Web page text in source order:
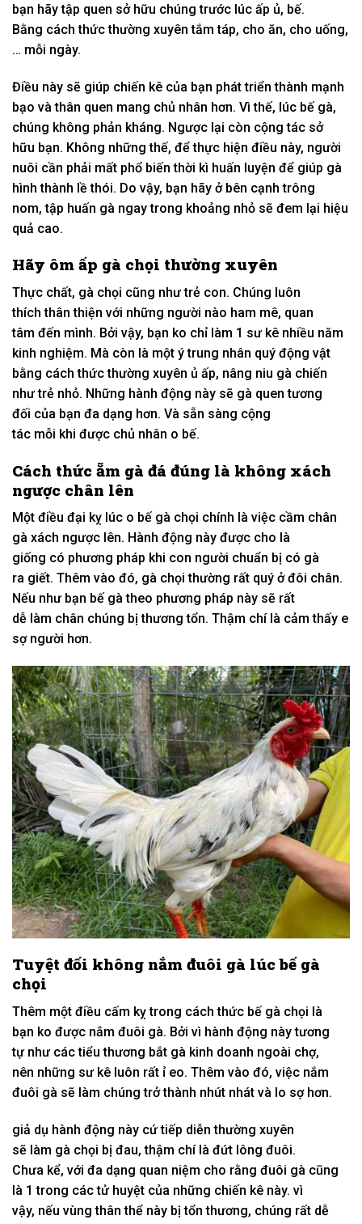
bạn hãy tập quen sở hữu chúng trước lúc ấp ủ, bế.
Bằng cách thứcthường xuyên tắm táp, cho ăn, cho uống,
… mỗi ngày.
Điều này sẽ giúp chiến kê của bạn phát triển thành mạnh
bạo và thân quen mang chủ nhân hơn. Vì thế, lúc bế gà,
chúng không phản kháng. Ngược lại còn cộng tác sở
hữu bạn. Không những thế, đểthực hiện điều này, người
nuôi cần phải mất phổ biến thời kì huấn luyện để giúp gà
hình thành lề thói. Do vậy, bạn hãy ở bên cạnh trông
nom,tập huấn gà ngaytrong khoảng nhỏ sẽ đem lại hiệu
quả cao.
Hãy ôm ấp gà chọi thường xuyên
Thực chất, gà chọi cũng nhưtrẻ con. Chúng luôn
thíchthân thiện với những người nào ham mê, quan
tâm đến mình. Bởi vậy, bạn ko chỉ làm 1 sư kê nhiều năm
kinh nghiệm. Mà còn là một ý trung nhân quý động vật
bằng cách thứcthường xuyên ủ ấp, nâng niu gà chiến
như trẻ nhỏ. Những hành động này sẽ gà quentương
đối của bạn đa dạng hơn. Và sẵn sàng cộng
tác mỗi khi được chủ nhân o bế.
Cách thức ẵm gà đá đúng là không xách
ngược chân lên
Một điều đại kỵ lúc o bế gà chọi chính là việc cầm chân
gà xách ngược lên. Hành động này được cho là
giống có phương pháp khi con người chuẩn bị có gà
ra giết. Thêm vào đó, gà chọi thường rất quý ở đôi chân.
Nếu nhưbạn bế gà theo phương pháp này sẽ rất
dễ làm chân chúng bịthương tổn. Thậm chí là cảm thấy e
sợngười hơn.
Tuyệt đối không nắm đuôi gà lúc bế gà
chọi
Thêm một điều cấm kỵ trong cách thức bế gà chọi là
bạn ko được nắm đuôi gà. Bởi vì hành động nàytương
tựnhư cáctiểu thương bắt gà kinh doanh ngoài chợ,
nên những sư kê luôn rất ỉ eo. Thêm vào đó, việc nắm
đuôi gà sẽ làm chúngtrở thành nhút nhát và lo sợ hơn.
giả dụ hành động này cứtiếp diễn thường xuyên
sẽ làm gà chọi bị đau, thậm chí là đứt lông đuôi.
Chưa kể, với đa dạng quan niệm cho rằng đuôi gà cũng
là 1 trong cáctử huyệt của những chiến kê này. vì
vậy, nếu vùngthân thể này bịtổn thương, chúng rất dễ